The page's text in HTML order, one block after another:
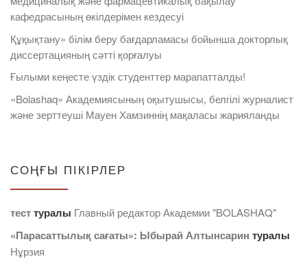
кафедрасының өкілдерімен кездесуі
Құқықтану» білім беру бағдарламасы бойынша докторлық
диссертацияның сәтті қорғалуы
Ғылыми кеңесте үздік студенттер марапатталды!
«Bolashaq» Академиясының оқытушысы, белгілі журналист
және зерттеуші Мауен Хамзиннің мақаласы жарияланды
СОҢҒЫ ПІКІРЛЕР
тесттуралы Главный редактор Академии "BOLASHAQ"
«Парасаттылық сағаты»: Ыбырай Алтынсарин туралы
Нұрзия